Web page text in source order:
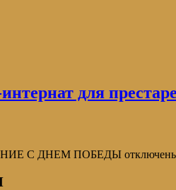
для
С ДНЕМ ПОБЕДЫ